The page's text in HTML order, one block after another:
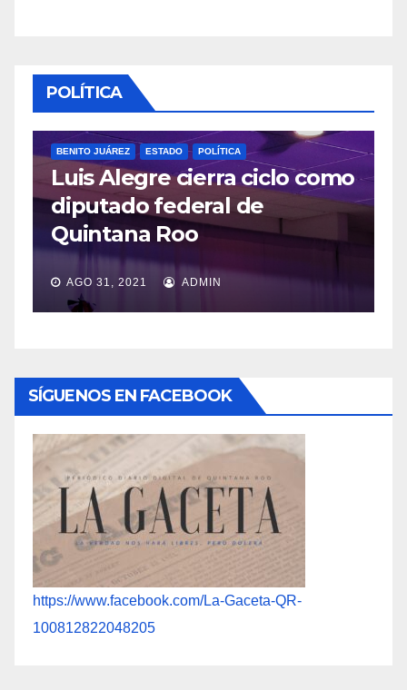
POLÍTICA
BENITO JUÁREZ ESTADO POLÍTICA
Luis Alegre cierra ciclo como
diputado federal de
Quintana Roo
AGO 31, 2021 ADMIN
SÍGUENOS EN FACEBOOK
https://www.facebook.com/La-Gaceta-QR-
100812822048205